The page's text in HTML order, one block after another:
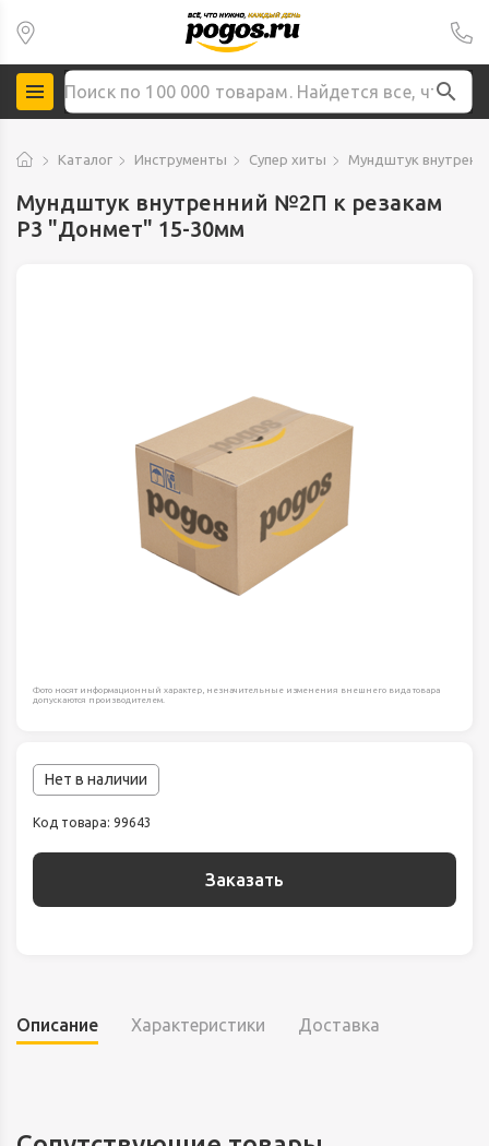
Каталог Инструменты Супер хиты Мундштук
Мундштук внутренний №2П к резакам
Р3 "Донмет" 15-30мм
Фото носят информационный характер, незначительные изменения внешнего вида товара
допускаются производителем.
Нет в наличии
Код товара: 99643
Заказать
Описание Характеристики Доставка